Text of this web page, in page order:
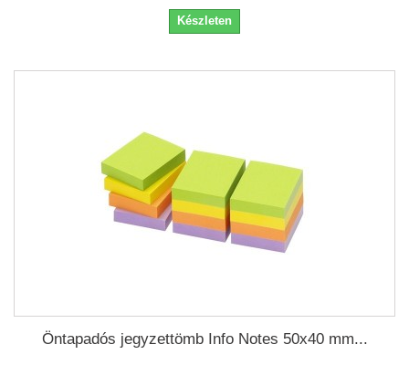
Készleten
Öntapadós jegyzettömb Info Notes 50x40 mm...